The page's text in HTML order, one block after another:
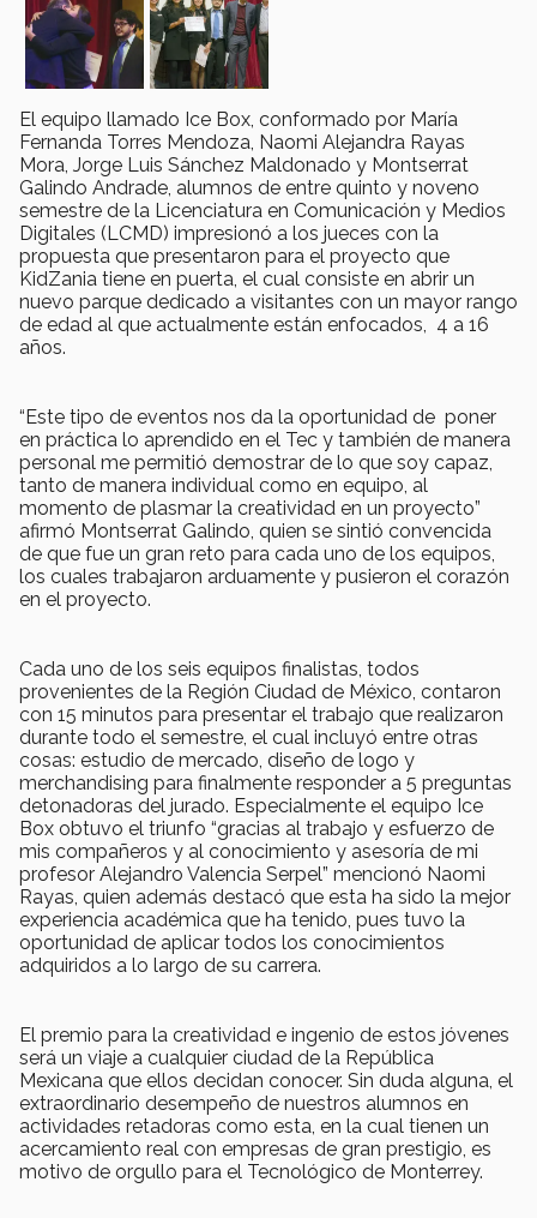
El equipo llamado Ice Box, conformado por María
Fernanda Torres Mendoza, Naomi Alejandra Rayas
Mora, Jorge Luis Sánchez Maldonado y Montserrat
Galindo Andrade, alumnos de entre quinto y noveno
semestre de la Licenciatura en Comunicación y Medios
Digitales (LCMD) impresionó a los jueces con la
propuesta que presentaron para el proyecto que
KidZania tiene en puerta, el cual consiste en abrir un
nuevo parque dedicado a visitantes con un mayor rango
de edad al que actualmente están enfocados, 4 a 16
años.
“Este tipo de eventos nos da la oportunidad de poner
en práctica lo aprendido en el Tec y también de manera
personal me permitió demostrar de lo que soy capaz,
tanto de manera individual como en equipo, al
momento de plasmar la creatividad en un proyecto”
afirmó Montserrat Galindo, quien se sintió convencida
de que fue un gran reto para cada uno de los equipos,
los cuales trabajaron arduamente y pusieron el corazón
en el proyecto.
Cada uno de los seis equipos finalistas, todos
provenientes de la Región Ciudad de México, contaron
con 15 minutos para presentar el trabajo que realizaron
durante todo el semestre, el cual incluyó entre otras
cosas: estudio de mercado, diseño de logo y
merchandising para finalmente responder a 5 preguntas
detonadoras del jurado. Especialmente el equipo Ice
Box obtuvo el triunfo “gracias al trabajo y esfuerzo de
mis compañeros y al conocimiento y asesoría de mi
profesor Alejandro Valencia Serpel” mencionó Naomi
Rayas, quien además destacó que esta ha sido la mejor
experiencia académica que ha tenido, pues tuvo la
oportunidad de aplicar todos los conocimientos
adquiridos a lo largo de su carrera.
El premio para la creatividad e ingenio de estos jóvenes
será un viaje a cualquier ciudad de la República
Mexicana que ellos decidan conocer. Sin duda alguna, el
extraordinario desempeño de nuestros alumnos en
actividades retadoras como esta, en la cual tienen un
acercamiento real con empresas de gran prestigio, es
motivo de orgullo para el Tecnológico de Monterrey.